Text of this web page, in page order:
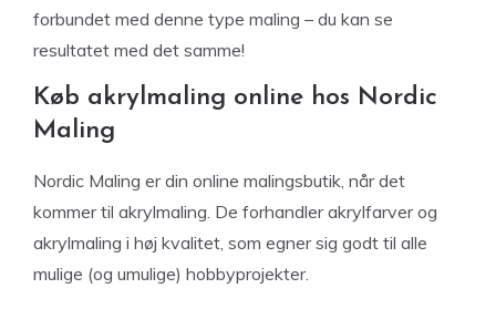
forbundet med denne type maling – du kan se
resultatet med det samme!
Køb akrylmaling online hos Nordic
Maling
Nordic Maling er din online malingsbutik, når det
kommer til akrylmaling. De forhandler akrylfarver og
akrylmaling i høj kvalitet, som egner sig godt til alle
mulige (og umulige) hobbyprojekter.